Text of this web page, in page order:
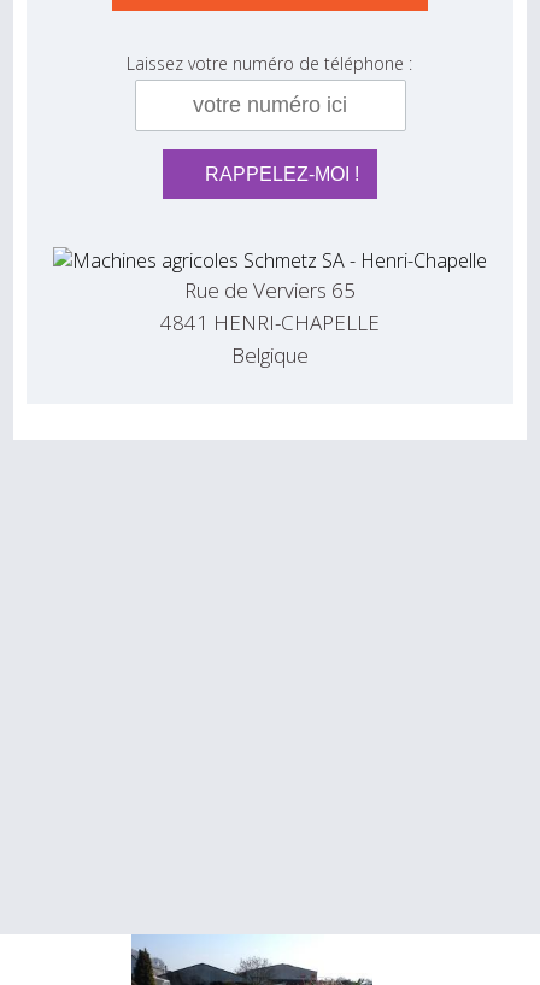
Laissez votre numéro de téléphone :
Rue de Verviers 65
4841 HENRI-CHAPELLE
Belgique